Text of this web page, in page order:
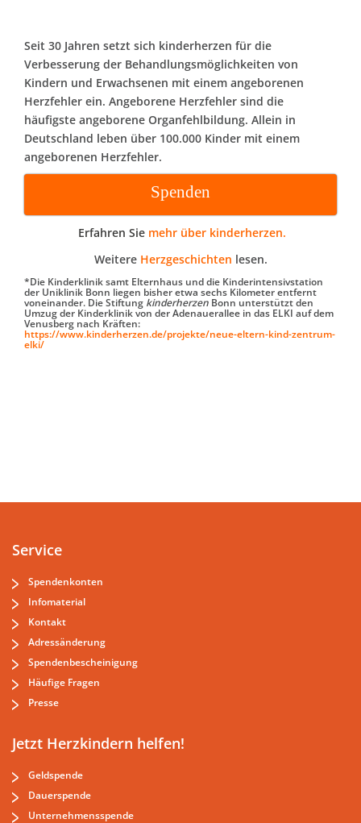
Seit 30 Jahren setzt sich kinderherzen für die
Verbesserung der Behandlungsmöglichkeiten von
Kindern und Erwachsenen mit einem angeborenen
Herzfehler ein. Angeborene Herzfehler sind die
häufigste angeborene Organfehlbildung. Allein in
Deutschland leben über 100.000 Kinder mit einem
angeborenen Herzfehler.
Spenden
Erfahren Sie mehr über kinderherzen.
Weitere Herzgeschichten lesen.
*Die Kinderklinik samt Elternhaus und die Kinderintensivstation
der Uniklinik Bonn liegen bisher etwa sechs Kilometer entfernt
voneinander. Die Stiftung kinderherzen Bonn unterstützt den
Umzug der Kinderklinik von der Adenauerallee in das ELKI auf dem
Venusberg nach Kräften:
https://www.kinderherzen.de/projekte/neue-eltern-kind-zentrum-
elki/
Service
Spendenkonten
Infomaterial
Kontakt
Adressänderung
Spendenbescheinigung
Häufige Fragen
Presse
Jetzt Herzkindern helfen!
Geldspende
Dauerspende
Unternehmensspende